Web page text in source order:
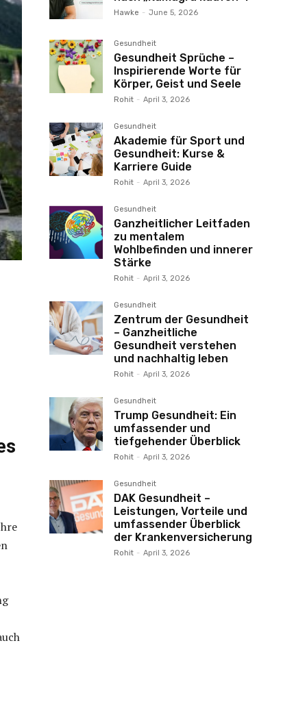
Hawke - June 5, 2026
Gesundheit
Gesundheit Sprüche –
Inspirierende Worte für
Körper, Geist und Seele
Rohit - April 3, 2026
Gesundheit
Akademie für Sport und
Gesundheit: Kurse &
Karriere Guide
Rohit - April 3, 2026
Gesundheit
Ganzheitlicher Leitfaden
zu mentalem
Wohlbefinden und innerer
Stärke
Rohit - April 3, 2026
Gesundheit
Zentrum der Gesundheit
– Ganzheitliche
Gesundheit verstehen
und nachhaltig leben
Rohit - April 3, 2026
Gesundheit
Trump Gesundheit: Ein
umfassender und
tiefgehender Überblick
Rohit - April 3, 2026
Gesundheit
DAK Gesundheit –
Leistungen, Vorteile und
umfassender Überblick
der Krankenversicherung
Rohit - April 3, 2026